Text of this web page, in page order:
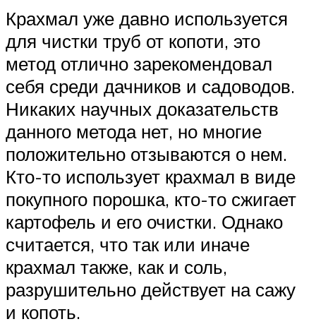
Крахмал уже давно используется
для чистки труб от копоти, это
метод отлично зарекомендовал
себя среди дачников и садоводов.
Никаких научных доказательств
данного метода нет, но многие
положительно отзываются о нем.
Кто-то использует крахмал в виде
покупного порошка, кто-то сжигает
картофель и его очистки. Однако
считается, что так или иначе
крахмал также, как и соль,
разрушительно действует на сажу
и копоть.